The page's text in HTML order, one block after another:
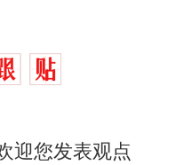
迎您发表观点